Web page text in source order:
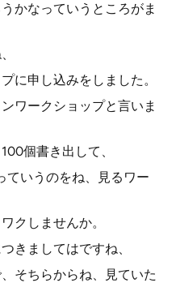
かなっていうところがま
に申し込みをしました。
ワークショップと言いま
個書き出して、
ていうのをね、見るワー
クしませんか。
きましてはですね、
そちらからね、見ていた